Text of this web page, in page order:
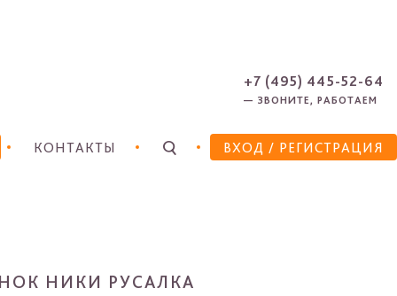
КОНТАКТЫ ВХОД / РЕГИСТРАЦИЯ
+7 (495) 445-52-64
— ЗВОНИТЕ, РАБОТАЕМ
НИКИ РУСАЛКА